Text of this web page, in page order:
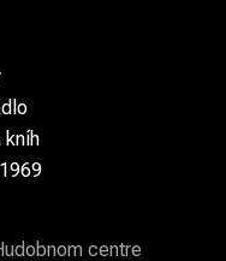
kníh
centre